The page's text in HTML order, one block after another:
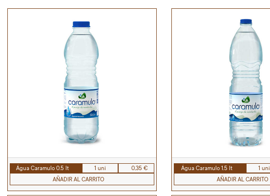
Água Caramulo 0.5 lt 1 uni
0,35 €
AÑADIR AL CARRITO
Água Caramulo 1.5 lt 1 uni
AÑADIR AL CARRITO